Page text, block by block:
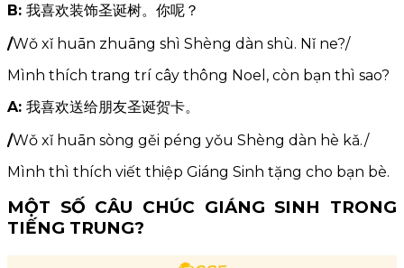
B: 我喜欢装饰圣诞树。你呢？
/Wǒ xǐ huān zhuāng shì Shèng dàn shù. Nǐ ne?/
Mình thích trang trí cây thông Noel, còn bạn thì sao?
A: 我喜欢送给朋友圣诞贺卡。
/Wǒ xǐ huān sòng gěi péng yǒu Shèng dàn hè kǎ./
Mình thì thích viết thiệp Giáng Sinh tặng cho bạn bè.
MỘT SỐ CÂU CHÚC GIÁNG SINH TRONG
TIẾNG TRUNG?